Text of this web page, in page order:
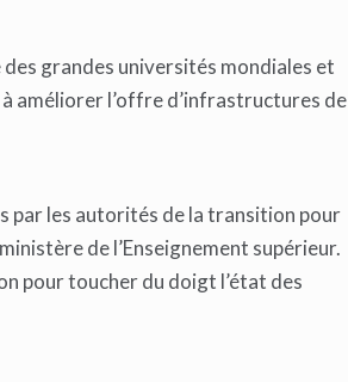
des grandes universités mondiales et
améliorer l’offre d’infrastructures de
par les autorités de la transition pour
de l’Enseignement supérieur.
pour toucher du doigt l’état des